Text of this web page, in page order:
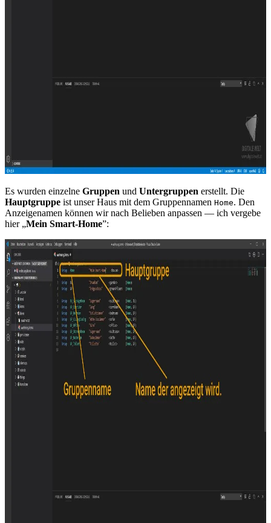
Es wurden einzelne Gruppen und Untergruppen erstellt. Die
Hauptgruppe ist unser Haus mit dem Gruppennamen Home. Den
Anzeigenamen können wir nach Belieben anpassen — ich vergebe
hier „Mein Smart-Home”: